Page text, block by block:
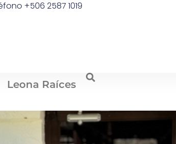
+506 2587 1019
Leona Raíces